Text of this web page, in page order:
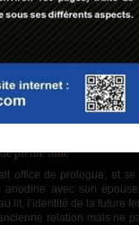
la bagatelle et meilleur
(Julie Hagerty), une belle
le cousin germain
venu présenter sa
qu’Andrew n’a
des couples, dans une
séquence à l’autre,
la nature au cœur de la
dans un cadre
de pleine lune
anodine avec son
lit, l’identité de la future
relation mais ne